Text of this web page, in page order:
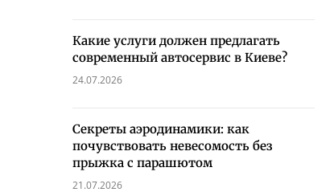
Какие услуги должен предлагать
современный автосервис в Киеве?
24.07.2026
Секреты аэродинамики: как
почувствовать невесомость без
прыжка с парашютом
21.07.2026